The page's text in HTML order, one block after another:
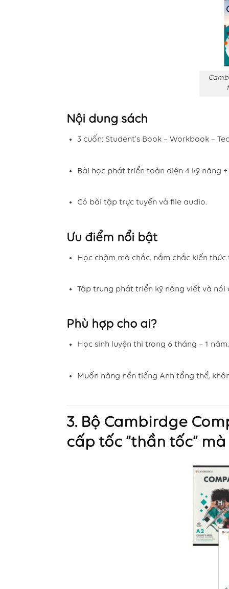
Nội dung sách
3 cuốn: Student’s Book – Workbook –
Bài học phát triển toàn diện 4 kỹ năng
Có bài tập trực tuyến và file audio.
Ưu điểm nổi bật
Học chậm mà chắc, nắm chắc kiến
Tập trung phát triển kỹ năng viết và nói
Phù hợp cho ai?
Học sinh luyện thi trong 6 tháng – 1 năm.
Muốn nâng nền tiếng Anh tổng thể,
3. Bộ Cambirdge
cấp tốc “thần tốc”